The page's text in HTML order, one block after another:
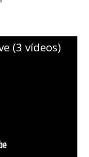
(3 vídeos)